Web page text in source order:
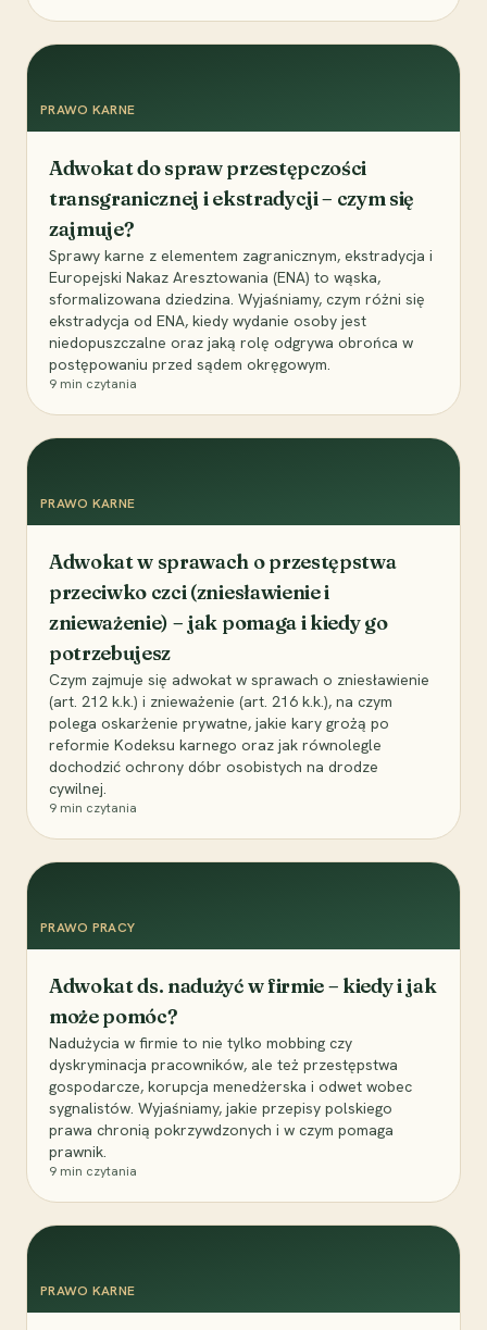
PRAWO KARNE
Adwokat do spraw przestępczości
transgranicznej i ekstradycji – czym się
zajmuje?
Sprawy karne z elementem zagranicznym, ekstradycja i
Europejski Nakaz Aresztowania (ENA) to wąska,
sformalizowana dziedzina. Wyjaśniamy, czym różni się
ekstradycja od ENA, kiedy wydanie osoby jest
niedopuszczalne oraz jaką rolę odgrywa obrońca w
postępowaniu przed sądem okręgowym.
9 min czytania
PRAWO KARNE
Adwokat w sprawach o przestępstwa
przeciwko czci (zniesławienie i
znieważenie) – jak pomaga i kiedy go
potrzebujesz
Czym zajmuje się adwokat w sprawach o zniesławienie
(art. 212 k.k.) i znieważenie (art. 216 k.k.), na czym
polega oskarżenie prywatne, jakie kary grożą po
reformie Kodeksu karnego oraz jak równolegle
dochodzić ochrony dóbr osobistych na drodze
cywilnej.
9 min czytania
PRAWO PRACY
Adwokat ds. nadużyć w firmie – kiedy i jak
może pomóc?
Nadużycia w firmie to nie tylko mobbing czy
dyskryminacja pracowników, ale też przestępstwa
gospodarcze, korupcja menedżerska i odwet wobec
sygnalistów. Wyjaśniamy, jakie przepisy polskiego
prawa chronią pokrzywdzonych i w czym pomaga
prawnik.
9 min czytania
PRAWO KARNE